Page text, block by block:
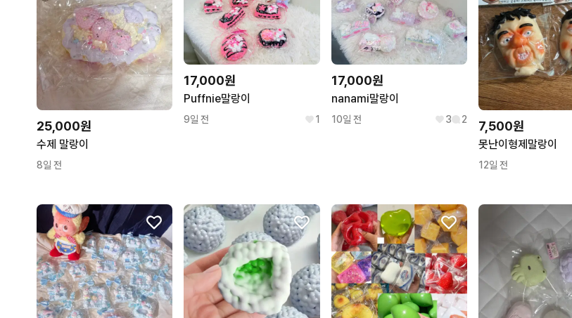
25,000원
수제 말랑이
8일 전
17,000원
Puffnie말랑이
9일 전 1
17,000원
nanami말랑이
10일 전 3 2 7,500원
못난이형제말랑이
12일 전